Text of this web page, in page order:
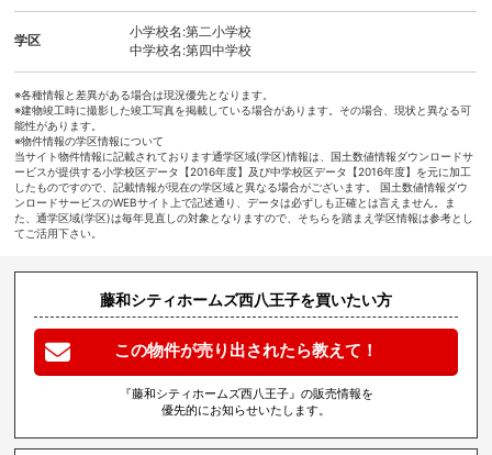
学区
小学校名:第二小学校
中学校名:第四中学校
※各種情報と差異がある場合は現況優先となります。
※建物竣工時に撮影した竣工写真を掲載している場合があります。その場合、現状と異なる可
能性があります。
※物件情報の学区情報について
当サイト物件情報に記載されております通学区域(学区)情報は、国土数値情報ダウンロードサ
ービスが提供する小学校区データ【2016年度】及び中学校区データ【2016年度】を元に加工
したものですので、記載情報が現在の学区域と異なる場合がございます。 国土数値情報ダウ
ンロードサービスのWEBサイト上で記述通り、データは必ずしも正確とは言えません。ま
た、通学区域(学区)は毎年見直しの対象となりますので、そちらを踏まえ学区情報は参考とし
てご活用下さい。
藤和シティホームズ西八王子を買いたい方
この物件が売り出されたら教えて！
『藤和シティホームズ西八王子』の販売情報を
優先的にお知らせいたします。